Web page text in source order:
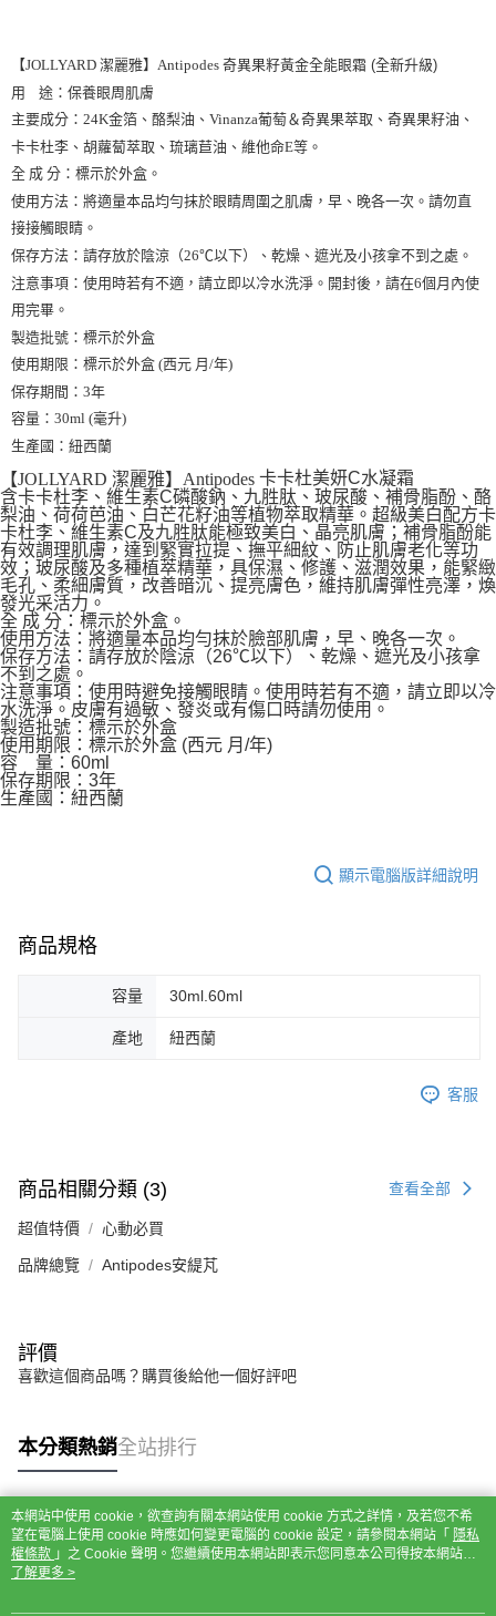
【JOLLYARD 潔麗雅】Antipodes 奇異果籽黃金全能眼霜 (全新升級)
用 途：保養眼周肌膚
主要成分：24K金箔、酪梨油、Vinanza葡萄＆奇異果萃取、奇異果籽油、
卡卡杜李、胡蘿蔔萃取、琉璃苣油、維他命E等。
全 成 分：標示於外盒。
使用方法：將適量本品均勻抹於眼睛周圍之肌膚，早、晚各一次。請勿直
接接觸眼睛。
保存方法：請存放於陰涼（26℃以下）、乾燥、遮光及小孩拿不到之處。
注意事項：使用時若有不適，請立即以冷水洗淨。開封後，請在6個月內使
用完畢。
製造批號：標示於外盒
使用期限：標示於外盒 (西元 月/年)
保存期間：3年
容量：30ml (毫升)
生產國：紐西蘭
【JOLLYARD 潔麗雅】Antipodes 卡卡杜美妍C水凝霜
含卡卡杜李、維生素C磷酸鈉、九胜肽、玻尿酸、補骨脂酚、酪
梨油、荷荷芭油、白芒花籽油等植物萃取精華。超級美白配方卡
卡杜李、維生素C及九胜肽能極致美白、晶亮肌膚；補骨脂酚能
有效調理肌膚，達到緊實拉提、撫平細紋、防止肌膚老化等功
效；玻尿酸及多種植萃精華，具保濕、修護、滋潤效果，能緊緻
毛孔、柔細膚質，改善暗沉、提亮膚色，維持肌膚彈性亮澤，煥
發光采活力。
全 成 分：標示於外盒。
使用方法：將適量本品均勻抹於臉部肌膚，早、晚各一次。
保存方法：請存放於陰涼（26℃以下）、乾燥、遮光及小孩拿
不到之處。
注意事項：使用時避免接觸眼睛。使用時若有不適，請立即以冷
水洗淨。皮膚有過敏、發炎或有傷口時請勿使用。
製造批號：標示於外盒
使用期限：標示於外盒 (西元 月/年)
容 量：60ml
保存期限：3年
生產國：紐西蘭
顯示電腦版詳細說明
商品規格
容量 30ml.60ml
產地 紐西蘭
客服
商品相關分類 (3) 查看全部
超值特價 心動必買
品牌總覽 Antipodes安緹芃
評價
喜歡這個商品嗎？購買後給他一個好評吧
本分類熱銷全站排行
熱門標籤
本網站中使用 cookie，欲查詢有關本網站使用 cookie 方式之詳情，及若您不希
望在電腦上使用 cookie 時應如何變更電腦的 cookie 設定，請參閱本網站「 隱私
權條款 」之 Cookie 聲明。您繼續使用本網站即表示您同意本公司得按本網站使
用條款之 Cookie 聲明使用 cookie。
了解更多 >